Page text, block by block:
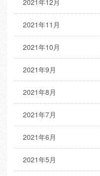
2021年11月
2021年10月
2021年9月
2021年8月
2021年7月
2021年6月
2021年5月